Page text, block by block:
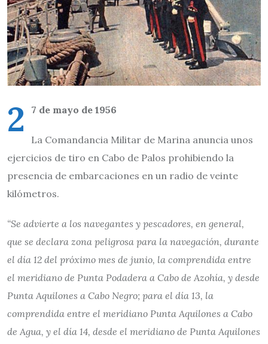
2 7 de mayo de 1956
La Comandancia Militar de Marina anuncia unos
ejercicios de tiro en Cabo de Palos prohibiendo la
presencia de embarcaciones en un radio de veinte
kilómetros.
“Se advierte a los navegantes y pescadores, en general,
que se declara zona peligrosa para la navegación, durante
el día 12 del próximo mes de junio, la comprendida entre
el meridiano de Punta Podadera a Cabo de Azohía, y desde
Punta Aquilones a Cabo Negro; para el día 13, la
comprendida entre el meridiano Punta Aquilones a Cabo
de Agua, y el día 14, desde el meridiano de Punta Aquilones